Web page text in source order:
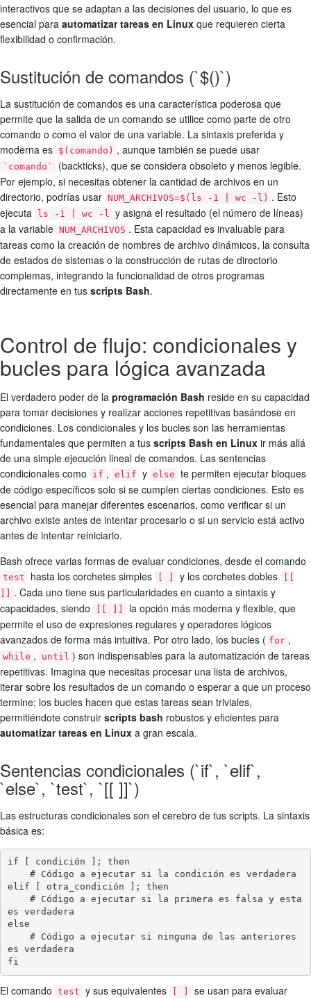
interactivos que se adaptan a las decisiones del usuario, lo que es
esencial para automatizar tareas en Linux que requieren cierta
flexibilidad o confirmación.
Sustitución de comandos (`$()`)
La sustitución de comandos es una característica poderosa que
permite que la salida de un comando se utilice como parte de otro
comando o como el valor de una variable. La sintaxis preferida y
moderna es $(comando) , aunque también se puede usar
`comando`
(backticks), que se considera obsoleto y menos legible.
Por ejemplo, si necesitas obtener la cantidad de archivos en un
directorio, podrías usar NUM_ARCHIVOS=$(ls -1 | wc -l) . Esto
ejecuta
ls -1 | wc -l
y asigna el resultado (el número de líneas)
a la variable NUM_ARCHIVOS . Esta capacidad es invaluable para
tareas como la creación de nombres de archivo dinámicos, la consulta
de estados de sistemas o la construcción de rutas de directorio
complemas, integrando la funcionalidad de otros programas
directamente en tus scripts Bash.
Control de flujo: condicionales y
bucles para lógica avanzada
El verdadero poder de la programación Bash reside en su capacidad
para tomar decisiones y realizar acciones repetitivas basándose en
condiciones. Los condicionales y los bucles son las herramientas
fundamentales que permiten a tus scripts Bash en Linux ir más allá
de una simple ejecución lineal de comandos. Las sentencias
condicionales como
if , elif y else te permiten ejecutar bloques
de código específicos solo si se cumplen ciertas condiciones. Esto es
esencial para manejar diferentes escenarios, como verificar si un
archivo existe antes de intentar procesarlo o si un servicio está activo
antes de intentar reiniciarlo.
Bash ofrece varias formas de evaluar condiciones, desde el comando
test hasta los corchetes simples y los corchetes dobles
. Cada uno tiene sus particularidades en cuanto a sintaxis y
capacidades, siendo
la opción más moderna y flexible, que
permite el uso de expresiones regulares y operadores lógicos
avanzados de forma más intuitiva. Por otro lado, los bucles ( for ,
while , until ) son indispensables para la automatización de tareas
repetitivas. Imagina que necesitas procesar una lista de archivos,
iterar sobre los resultados de un comando o esperar a que un proceso
termine; los bucles hacen que estas tareas sean triviales,
permitiéndote construir scripts bash robustos y eficientes para
automatizar tareas en Linux a gran escala.
Sentencias condicionales (`if`, `elif`,
`else`, `test`, `[[ ]]`)
Las estructuras condicionales son el cerebro de tus scripts. La sintaxis
básica es:
if [ condición ]; then
elif [ otra_condición ]; then
es verdadera
else
es verdadera
El comando test y sus equivalentes
se usan para evaluar